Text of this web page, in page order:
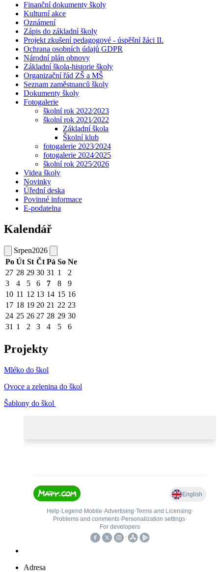
Finanční dokumenty školy
Kulturní akce
Oznámení
Zápis do základní školy
Projekt zkušení pedagogové - úspěšní žáci II.
Ochrana osobních údajů GDPR
Národní plán obnovy
Základní škola-historie školy
Organizační řád ZŠ a MŠ
Seznam zaměstnanců školy
Dokumenty školy
Fotogalerie
školní rok 2022⁄2023
školní rok 2021⁄2022
Základní škola
Školní klub
fotogalerie 2023⁄2024
fotogalerie 2024⁄2025
školní rok 2025⁄2026
Videa školy
Novinky
Úřední deska
Povinné informace
E-podatelna
Kalendář
Srpen2026
Po Út St Čt Pá So Ne
27 28 29 30 31 1
2
3
4 5 6 7 8
9
10 11 12 13 14 15 16
17 18 19 20 21 22 23
24 25 26 27 28 29 30
31 1 2 3 4 5 6
Projekty
Mléko do škol
Ovoce a zelenina do škol
Šablony do škol
Adresa